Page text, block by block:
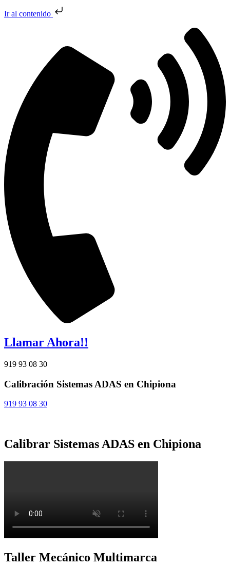
Ir al contenido
Llamar Ahora!!
919 93 08 30
Calibración Sistemas ADAS en Chipiona
919 93 08 30
Calibrar Sistemas ADAS en Chipiona
Taller Mecánico Multimarca